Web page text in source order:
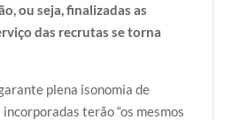
ou seja, finalizadas as
das recrutas se torna
plena isonomia de
terão “os mesmos